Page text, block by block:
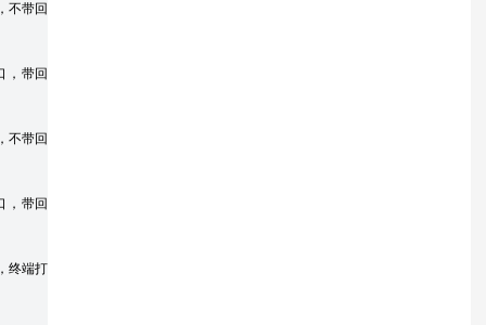
不带回
，带回
不带回
，带回
终端打